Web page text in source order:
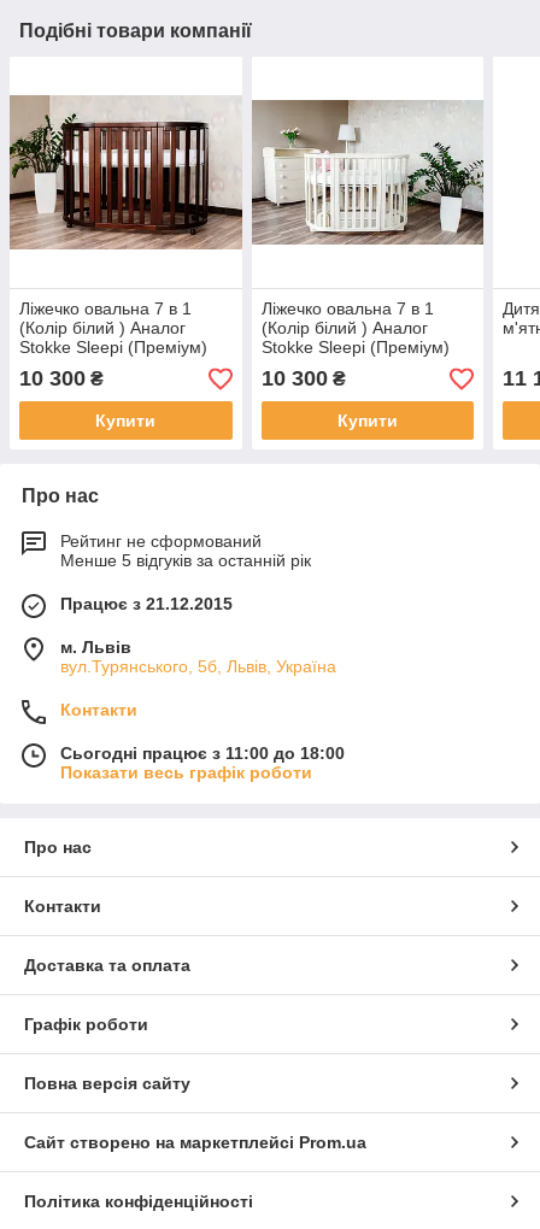
Подібні товари компанії
Ліжечко овальна 7 в 1
(Колір білий ) Аналог
Stokke Sleepi (Преміум)
10 300 ₴
Купити
Ліжечко овальна 7 в 1
(Колір білий ) Аналог
Stokke Sleepi (Преміум)
10 300₴
Купити
11
Про нас
Рейтинг не сформований
Менше 5 відгуків за останній рік
Працює з 21.12.2015
м. Львів
вул.Турянського, 5б, Львів, Україна
Контакти
Сьогодні працює з 11:00 до 18:00
Показати весь графік роботи
Про нас
Контакти
Доставка та оплата
Графік роботи
Повна версія сайту
Сайт створено на маркетплейсі Prom.ua
Політика конфіденційності